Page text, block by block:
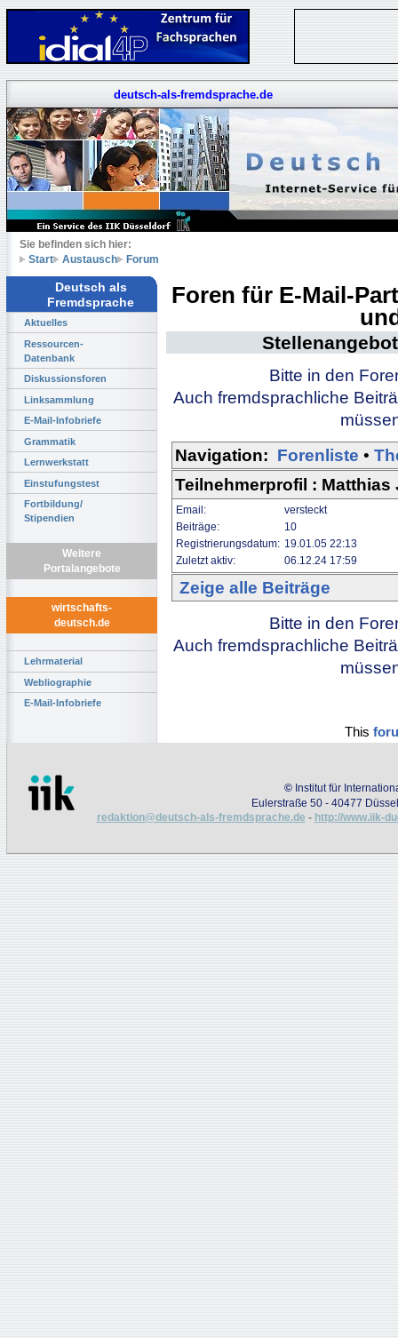
deutsch-als-fremdsprache.de
Sie befinden sich hier:
Start
Austausch Forum
Deutsch als
Fremdsprache
Aktuelles
Ressourcen-
Datenbank
Diskussionsforen
Linksammlung
E-Mail-Infobriefe
Grammatik
Lernwerkstatt
Einstufungstest
Fortbildung/
Stipendien
Weitere
Portalangebote
wirtschafts-
deutsch.de
Lehrmaterial
Webliographie
E-Mail-Infobriefe
Foren für E-Mail-
Bitte in den
Auch fremdsprachliche
Navigation: Forenliste •
Teilnehmerprofil : Matthias
Email:
versteckt
Beiträge:
10
Registrierungsdatum: 19.01.05 22:13
Zuletzt aktiv:
06.12.24 17:59
Zeige alle Beiträge
Bitte in den
Auch fremdsprachliche
This
© Institut für
Eulerstraße 50 - 40477
redaktion@deutsch-als-fremdsprache.de - http://www.iik-